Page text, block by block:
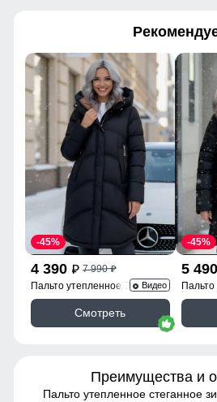
4 390 p 7 990p
-45%
Пальто утепленное 7747Ch
Видео
Смотреть
5 490
-45%
Преимущества и
Пальто утепленное стеганное